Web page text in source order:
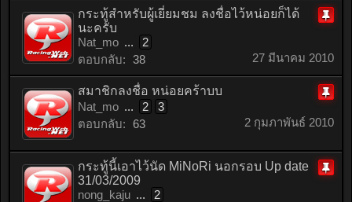
กระทู้สำหรับผู้เยี่ยมชม ลงชื่อไว้หน่อยก็ได้
นะครับ
Nat_mo ...
2
ตอบกลับ: 38 27 มีนาคม 2010
หมุด
สมาชิกลงชื่อ หน่อยคร้าบบ
Nat_mo ... 2
3
ตอบกลับ: 63 2 กุมภาพันธ์ 2010
กระทู้นี้เอาไว้นัด MiNoRi นอกรอบ Up date
31/03/2009
nong_kaju ...
2